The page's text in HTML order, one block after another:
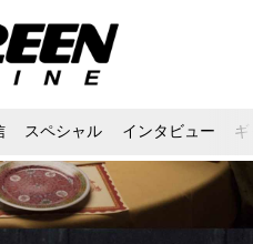
スペシャル インタビュー